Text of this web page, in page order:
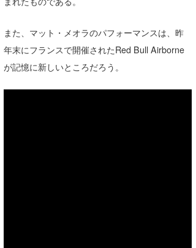
また、マット・メオラのパフォーマンスは、昨
年末にフランスで開催されたRed Bull Airborne
が記憶に新しいところだろう。
VAGY
waka☆=
YUKI☆